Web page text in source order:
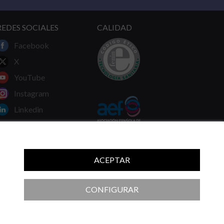
ACEPTAR
CONFIGURAR
SOCIALES
Facebook
X
YouTube
Instagram
Linkedin
CALIDAD
recomendaciones de su médico.